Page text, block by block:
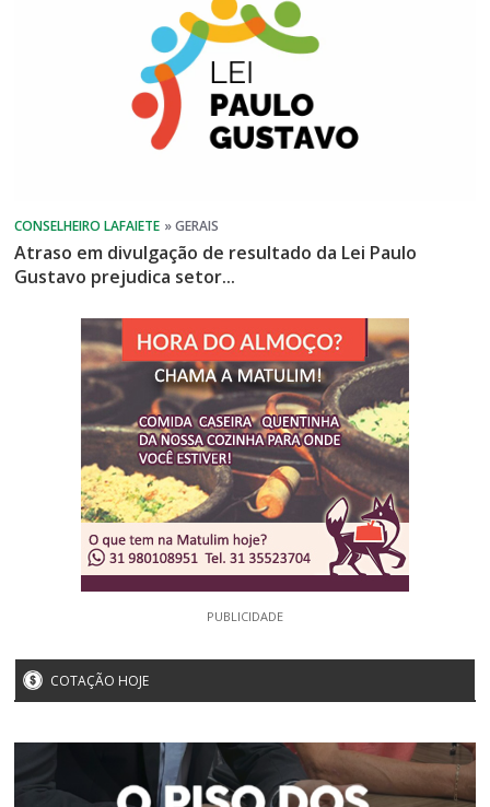
Atraso em divulgação de resultado da Lei Paulo
Gustavo prejudica setor...
PUBLICIDADE
COTAÇÃO HOJE